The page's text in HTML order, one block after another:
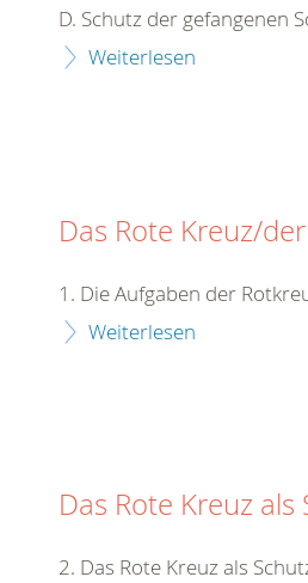
D. Schutz der gefangenen
Weiterlesen
Das Rote Kreuz/
1. Die Aufgaben der
Weiterlesen
Das Rote Kreuz als
2. Das Rote Kreuz als